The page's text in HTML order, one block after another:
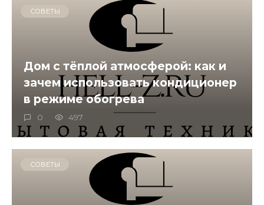
СОВЕТЫ
Дом с тёплой атмосферой: как и
зачем использовать кондиционер
в режиме обогрева
0 497
СОВЕТЫ